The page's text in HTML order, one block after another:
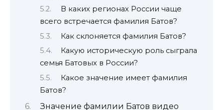
В каких регионах России чаще
всего встречается фамилия Батов?
Как склоняется фамилия Батов?
Какую историческую роль сыграла
семья Батовых в России?
Какое значение имеет фамилия
Батов?
Значение фамилии Батов видео